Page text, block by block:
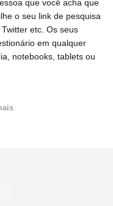
que você acha que
o seu link de pesquisa
etc. Os seus
em qualquer
notebooks, tablets ou